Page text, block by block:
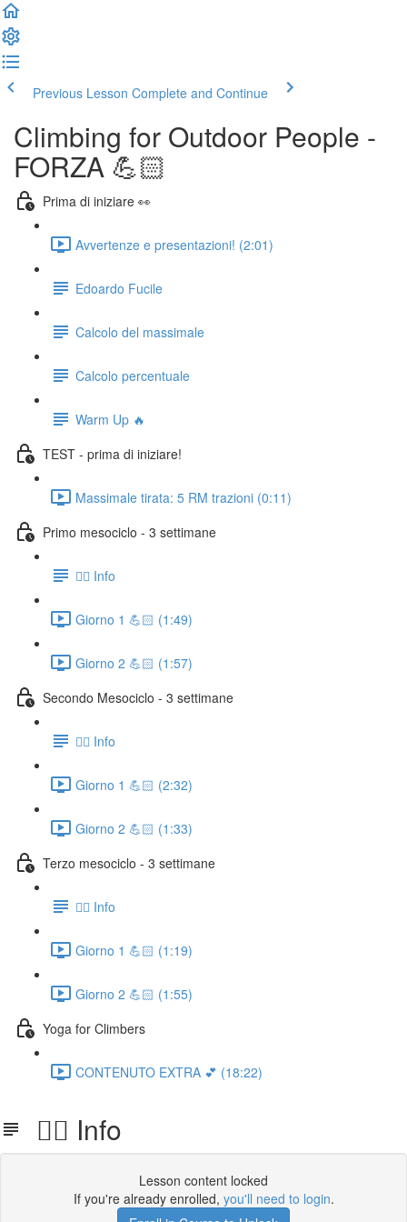
Previous Lesson Complete and Continue
Climbing for Outdoor People -
FORZA 💪🏻
Prima di iniziare 👀
Avvertenze e presentazioni! (2:01)
Edoardo Fucile
Calcolo del massimale
Calcolo percentuale
Warm Up 🔥
TEST - prima di iniziare!
Massimale tirata: 5 RM trazioni (0:11)
Primo mesociclo - 3 settimane
👉🏻 Info
Giorno 1 💪🏻 (1:49)
Giorno 2 💪🏻 (1:57)
Secondo Mesociclo - 3 settimane
👉🏻 Info
Giorno 1 💪🏻 (2:32)
Giorno 2 💪🏻 (1:33)
Terzo mesociclo - 3 settimane
👉🏻 Info
Giorno 1 💪🏻 (1:19)
Giorno 2 💪🏻 (1:55)
Yoga for Climbers
CONTENUTO EXTRA 💕 (18:22)
👉🏻 Info
Lesson content locked
If you're already enrolled, you'll need to login.